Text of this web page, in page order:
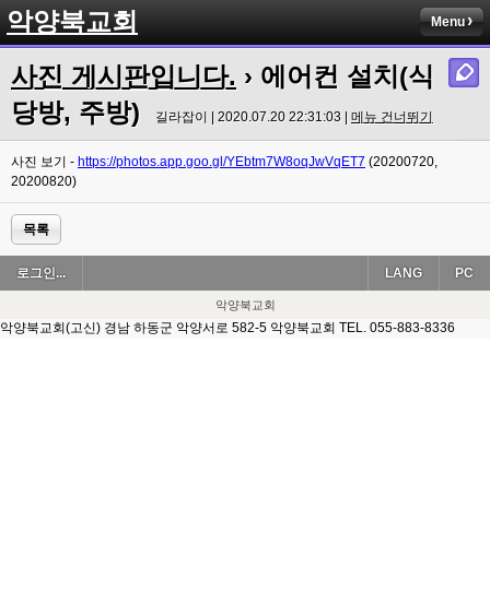
악양북교회 Menu
사진 게시판입니다. › 에어컨 설치(식
당방, 주방)
길라잡이 | 2020.07.20 22:31:03 | 메뉴 건너뛰기
사진 보기 - https://photos.app.goo.gl/YEbtm7W8oqJwVqET7 (20200720,
20200820)
목록
로그인... PC
LANG
악양북교회
악양북교회(고신) 경남 하동군 악양서로 582-5 악양북교회 TEL. 055-883-8336